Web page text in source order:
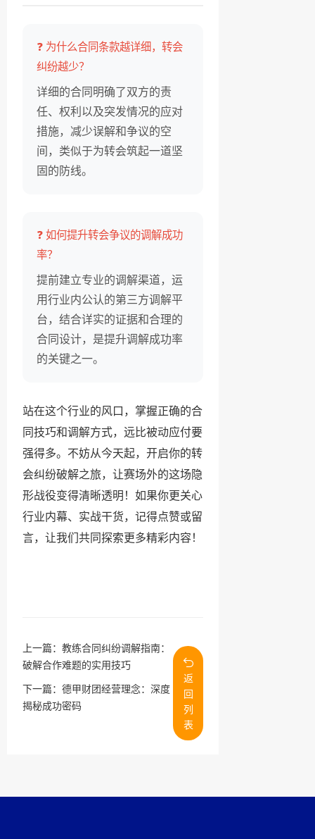
❓ 为什么合同条款越详细，转会
纠纷越少？
详细的合同明确了双方的责
任、权利以及突发情况的应对
措施，减少误解和争议的空
间，类似于为转会筑起一道坚
固的防线。
❓ 如何提升转会争议的调解成功
率？
提前建立专业的调解渠道，运
用行业内公认的第三方调解平
台，结合详实的证据和合理的
合同设计，是提升调解成功率
的关键之一。
站在这个行业的风口，掌握正确的合
同技巧和调解方式，远比被动应付要
强得多。不妨从今天起，开启你的转
会纠纷破解之旅，让赛场外的这场隐
形战役变得清晰透明！如果你更关心
行业内幕、实战干货，记得点赞或留
言，让我们共同探索更多精彩内容！
上一篇： 教练合同纠纷调解指南：
破解合作难题的实用技巧
下一篇： 德甲财团经营理念：深度
揭秘成功密码
返
回
列
表